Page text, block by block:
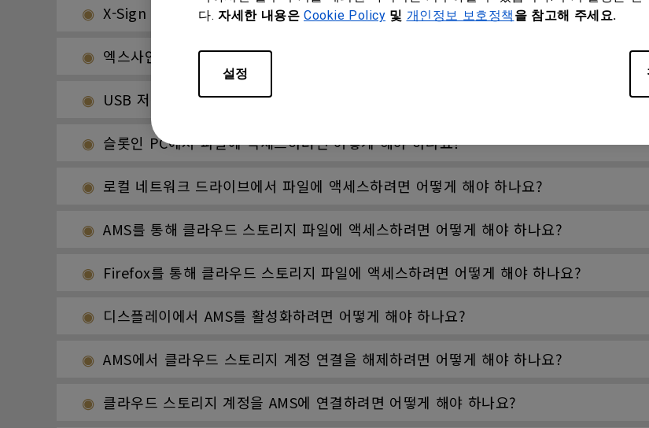
다. 자세한 내용은 Cookie Policy 및 개인정보 보호정책 을 참고해 주세요.
설정
X-Sign Broadcast에서 태그를 관리하려면 어떻게 해야 하나요?
엑스사인 브로드캐스트에서 사용자를 관리하려면 어떻게 해야 하나요?
USB 저장 장치에서 파일에 액세스하려면 어떻게 해야 하나요?
슬롯인 PC에서 파일에 액세스하려면 어떻게 해야 하나요?
로컬 네트워크 드라이브에서 파일에 액세스하려면 어떻게 해야 하나요?
AMS를 통해 클라우드 스토리지 파일에 액세스하려면 어떻게 해야 하나요?
Firefox를 통해 클라우드 스토리지 파일에 액세스하려면 어떻게 해야 하나요?
디스플레이에서 AMS를 활성화하려면 어떻게 해야 하나요?
AMS에서 클라우드 스토리지 계정 연결을 해제하려면 어떻게 해야 하나요?
클라우드 스토리지 계정을 AMS에 연결하려면 어떻게 해야 하나요?